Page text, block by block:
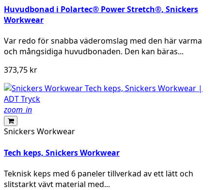
Huvudbonad i Polartec® Power Stretch®, Snickers
Workwear
Var redo för snabba väderomslag med den här varma
och mångsidiga huvudbonaden. Den kan bäras...
373,75 kr
zoom_in
Snickers Workwear
Tech keps, Snickers Workwear
Teknisk keps med 6 paneler tillverkad av ett lätt och
slitstarkt vävt material med...